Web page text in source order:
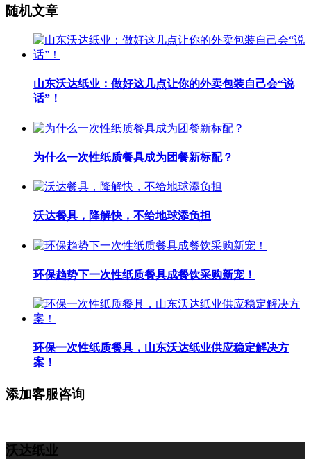
随机文章
山东沃达纸业：做好这几点让你的外卖包装自己会“说
话”！
为什么一次性纸质餐具成为团餐新标配？
沃达餐具，降解快，不给地球添负担
环保趋势下一次性纸质餐具成餐饮采购新宠！
环保一次性纸质餐具，山东沃达纸业供应稳定解决方
案！
添加客服咨询
沃达纸业